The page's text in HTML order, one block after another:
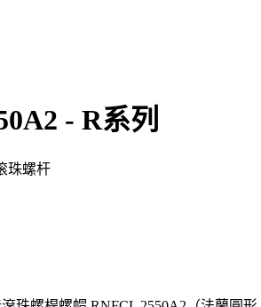
- R系列
珠螺杆